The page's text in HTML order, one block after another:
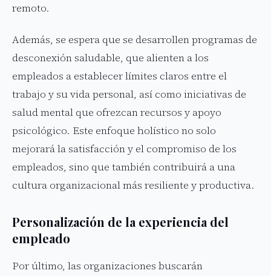
remoto.
Además, se espera que se desarrollen programas de
desconexión saludable, que alienten a los
empleados a establecer límites claros entre el
trabajo y su vida personal, así como iniciativas de
salud mental que ofrezcan recursos y apoyo
psicológico. Este enfoque holístico no solo
mejorará la satisfacción y el compromiso de los
empleados, sino que también contribuirá a una
cultura organizacional más resiliente y productiva.
Personalización de la experiencia del
empleado
Por último, las organizaciones buscarán